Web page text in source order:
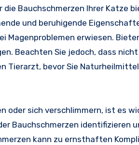
Bauchschmerzen Ihrer Katze
und beruhigende
Magenproblemen erwiesen.
Beachten Sie jedoch, dass
Tierarzt, bevor Sie
oder sich verschlimmern, ist es
Bauchschmerzen identifizieren
kann zu ernsthaften